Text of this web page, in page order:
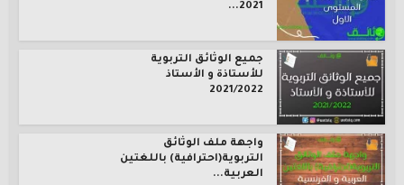
2021...
جميع الوثائق التربوية
للأستاذة و الأستاذ
2021/2022
واجهة ملف الوثائق
التربوية(احترافية) باللغتين
العربية...